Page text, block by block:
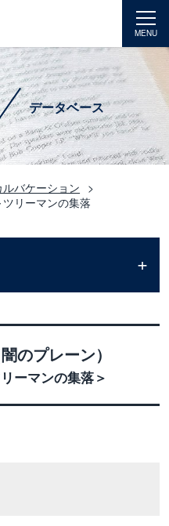
MENU
データベース
ルバケーション
リーマンの集落
のプレーン）
ーマンの集落＞